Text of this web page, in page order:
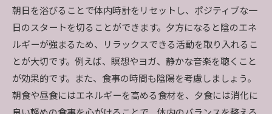
朝日を浴びることで体内時計をリセットし、ポジティブな一
日のスタートを切ることができます。夕方になると陰のエネ
ルギーが強まるため、リラックスできる活動を取り入れるこ
とが大切です。例えば、瞑想やヨガ、静かな音楽を聴くこと
が効果的です。また、食事の時間も陰陽を考慮しましょう。
朝食や昼食にはエネルギーを高める食材を、夕食には消化に